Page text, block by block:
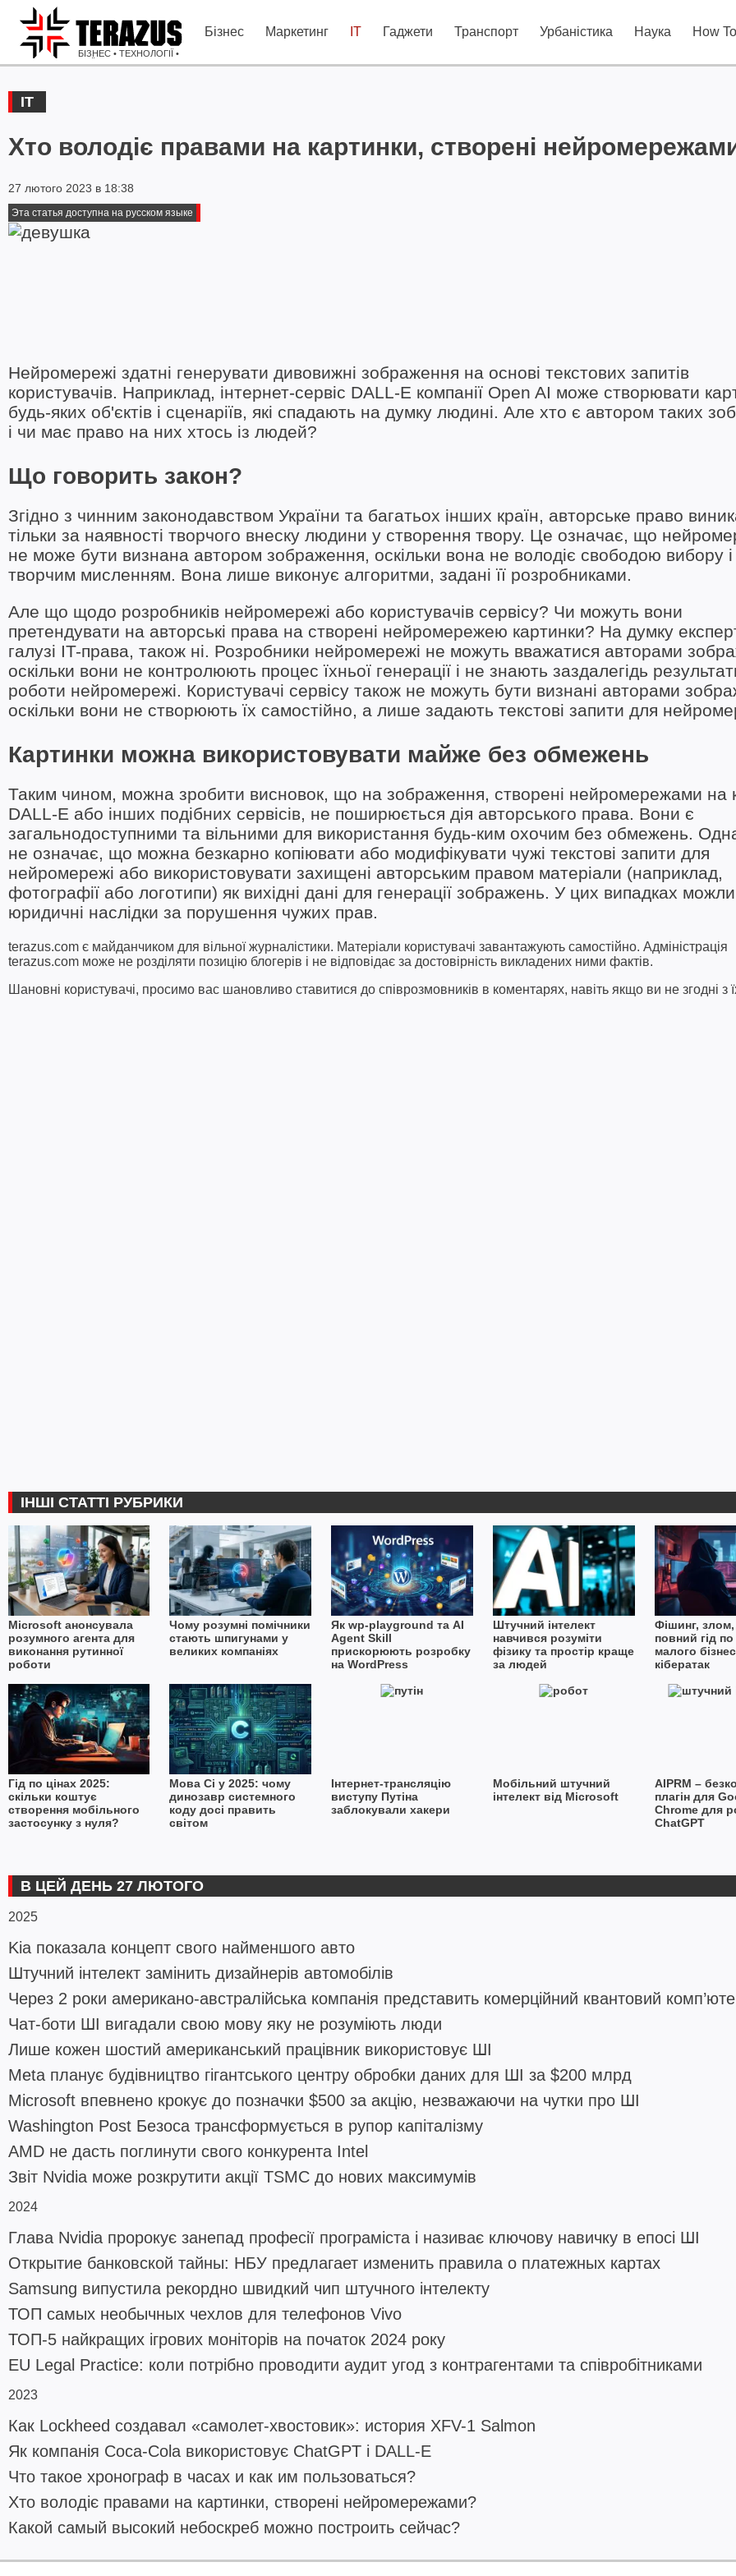
БІЗНЕС • ТЕХНОЛОГІЇ •
ІДЕЇ
Бізнес Маркетинг IT Гаджети Транспорт Урбаністика Наука How To
IT
Хто володіє правами на картинки, створені
27 лютого 2023 в 18:38
Эта статья доступна на русском языке
Нейромережі здатні генерувати дивовижні зображення на основі текстових запитів
користувачів. Наприклад, інтернет-сервіс DALL-E компанії Open AI може створювати
будь-яких об'єктів і сценаріїв, які спадають на думку людині. Але хто є автором таких
і чи має право на них хтось із людей?
Що говорить закон?
Згідно з чинним законодавством України та багатьох інших країн, авторське право
тільки за наявності творчого внеску людини у створення твору. Це означає, що
не може бути визнана автором зображення, оскільки вона не володіє свободою вибору і
творчим мисленням. Вона лише виконує алгоритми, задані її розробниками.
Але що щодо розробників нейромережі або користувачів сервісу? Чи можуть вони
претендувати на авторські права на створені нейромережею картинки? На думку
галузі IT-права, також ні. Розробники нейромережі не можуть вважатися авторами
оскільки вони не контролюють процес їхньої генерації і не знають заздалегідь
роботи нейромережі. Користувачі сервісу також не можуть бути визнані авторами
оскільки вони не створюють їх самостійно, а лише задають текстові запити для
Картинки можна використовувати майже без обмежень
Таким чином, можна зробити висновок, що на зображення, створені нейромережами на
DALL-E або інших подібних сервісів, не поширюється дія авторського права. Вони є
загальнодоступними та вільними для використання будь-ким охочим без обмежень.
не означає, що можна безкарно копіювати або модифікувати чужі текстові запити для
нейромережі або використовувати захищені авторським правом матеріали (наприклад,
фотографії або логотипи) як вихідні дані для генерації зображень. У цих випадках
юридичні наслідки за порушення чужих прав.
terazus.com є майданчиком для вільної журналістики. Матеріали користувачі завантажують самостійно. Адміністрація
terazus.com може не розділяти позицію блогерів і не відповідає за достовірність викладених ними фактів.
Шановні користувачі, просимо вас шановливо ставитися до співрозмовників в коментарях, навіть якщо ви не згодні з
ІНШІ СТАТТІ РУБРИКИ
Microsoft анонсувала
розумного агента для
виконання рутинної
роботи
Чому розумні помічники
стають шпигунами у
великих компаніях
Як wp-playground та AI
Agent Skill
прискорюють розробку
на WordPress
Штучний інтелект
навчився розуміти
фізику та простір краще
за людей
Фішинг,
повний гід
малого
кібератак
Гід по цінах 2025:
скільки коштує
створення мобільного
застосунку з нуля?
Мова Сі у 2025: чому
динозавр системного
коду досі править
світом
Інтернет-трансляцію
виступу Путіна
заблокували хакери
Мобільний штучний
інтелект від Microsoft
AIPRM –
плагін для
Chrome для
ChatGPT
В ЦЕЙ ДЕНЬ 27 ЛЮТОГО
2025
Kia показала концепт свого найменшого авто
Штучний інтелект замінить дизайнерів автомобілів
Через 2 роки американо-австралійська компанія представить комерційний квантовий
Чат-боти ШІ вигадали свою мову яку не розуміють люди
Лише кожен шостий американський працівник використовує ШІ
Meta планує будівництво гігантського центру обробки даних для ШІ за $200 млрд
Microsoft впевнено крокує до позначки $500 за акцію, незважаючи на чутки про ШІ
Washington Post Безоса трансформується в рупор капіталізму
AMD не дасть поглинути свого конкурента Intel
Звіт Nvidia може розкрутити акції TSMC до нових максимумів
2024
Глава Nvidia пророкує занепад професії програміста і називає ключову навичку в епосі ШІ
Открытие банковской тайны: НБУ предлагает изменить правила о платежных картах
Samsung випустила рекордно швидкий чип штучного інтелекту
ТОП самых необычных чехлов для телефонов Vivo
ТОП-5 найкращих ігрових моніторів на початок 2024 року
EU Legal Practice: коли потрібно проводити аудит угод з контрагентами та співробітниками
2023
Как Lockheed создавал «самолет-хвостовик»: история XFV-1 Salmon
Як компанія Coca-Cola використовує ChatGPT і DALL-E
Что такое хронограф в часах и как им пользоваться?
Хто володіє правами на картинки, створені нейромережами?
Какой самый высокий небоскреб можно построить сейчас?